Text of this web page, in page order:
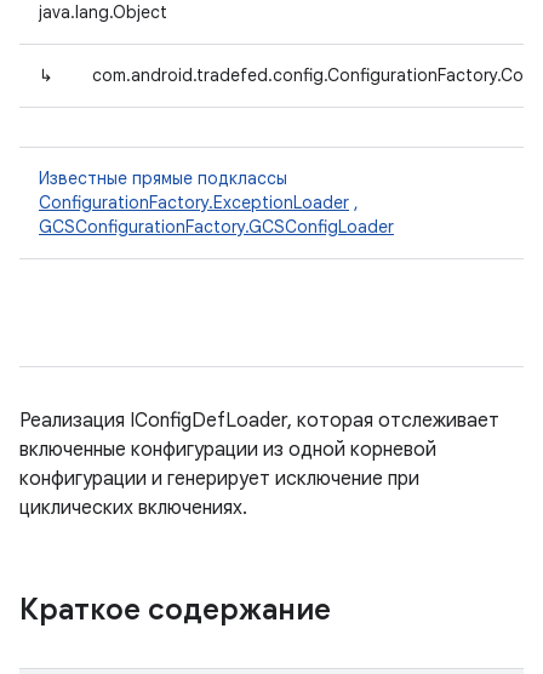
java.lang.Object
↳
Известные прямые подклассы
ConfigurationFactory.ExceptionLoader ,
GCSConfigurationFactory.GCSConfigLoader
Реализация IConfigDefLoader, которая отслеживает
включенные конфигурации из одной корневой
конфигурации и генерирует исключение при
циклических включениях.
Краткое содержание